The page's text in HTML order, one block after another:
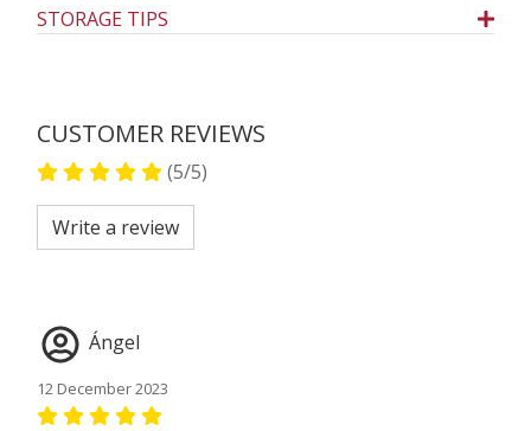
STORAGE TIPS
CUSTOMER REVIEWS
(5/5)
Write a review
Ángel
12 December 2023